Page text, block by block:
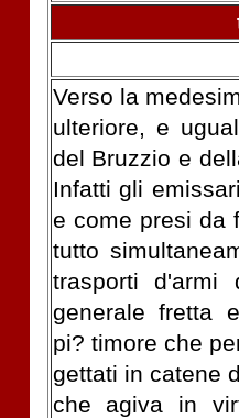
Verso la
ulteriore, e
del Bruzzio e
Infatti gli
e come presi da
tutto
trasporti
generale fretta
pi? timore che
gettati in catene
che agiva in